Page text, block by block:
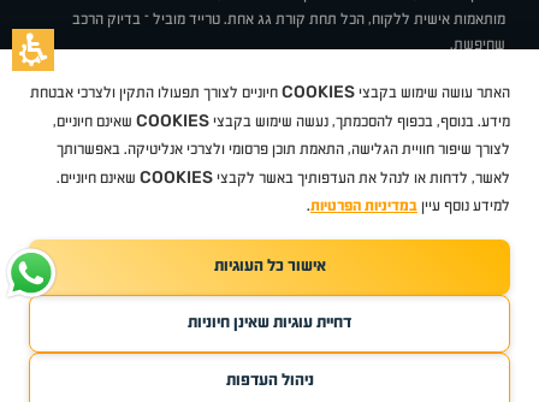
מותאמות אישית ללקוח, הכל תחת קורת גג אחת. טרייד מוביל – בדיוק הרכב
שחיפשת.
תקנוןBUY BACKמבצעיםמגזין טרייד מובילאיך זה עובד? דרושים
ניהול העדפות עוגיות
סיטרואן אופלפיג'וMG
Geelyמזדהבי ווי דיצ'רי טסלהניסאןטויוטהדאצ'יהפולקסווגןטסלה
ב מ וולקסוסאאודיסקודהיונדאירנושברולט
TradeMobile instagram
TradeMobile youtube
TradeMobile facebook
ריגו מרקטינג - קידום אתרים
כל הזכויות שמורות טרייד מוביל2026
האתר עושה שימוש בקבצי COOKIES חיוניים לצורך תפעולו התקין ולצרכי אבטחת
מידע. בנוסף, בכפוף להסכמתך, נעשה שימוש בקבצי COOKIES שאינם חיוניים,
לצורך שיפור חוויית הגלישה, התאמת תוכן פרסומי ולצרכי אנליטיקה. באפשרותך
לאשר, לדחות או לנהל את העדפותיך באשר לקבצי COOKIES שאינם חיוניים.
למידע נוסף עיין במדיניות הפרטיות.
אישור כל העוגיות
דחיית עוגיות שאינן חיוניות
ניהול העדפות